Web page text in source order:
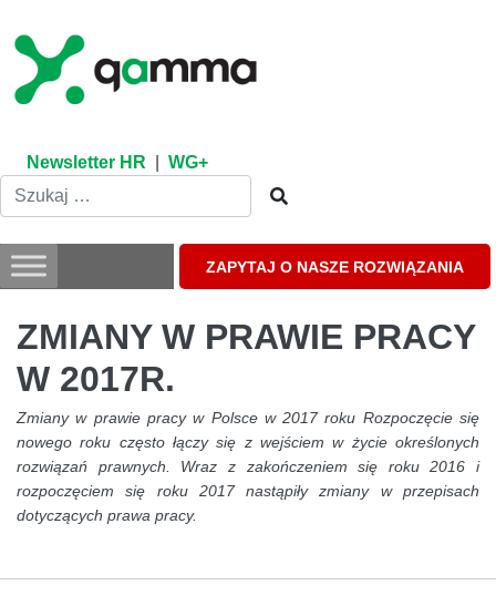
content
Newsletter HR WG+
ZAPYTAJ O NASZE ROZWIĄZANIA
ZMIANY W PRAWIE PRACY
W 2017R.
Zmiany w prawie pracy w Polsce w 2017 roku Rozpoczęcie się
nowego roku często łączy się z wejściem w życie określonych
rozwiązań prawnych. Wraz z zakończeniem się roku 2016 i
rozpoczęciem się roku 2017 nastąpiły zmiany w przepisach
dotyczących prawa pracy.